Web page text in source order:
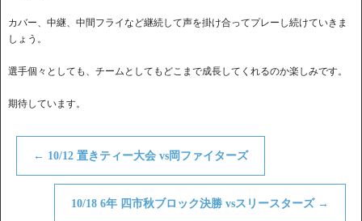
カバー、中継、中間フライなど継続して声を掛け合ってプレーし続けていきま
しょう。
選手個々としても、チームとしてもどこまで成長してくれるのか楽しみです。
期待しています。
← 10/12 置きティー大会 vs岡ファイターズ
10/18 6年 四市秋ブロック決勝 vsスリースターズ →